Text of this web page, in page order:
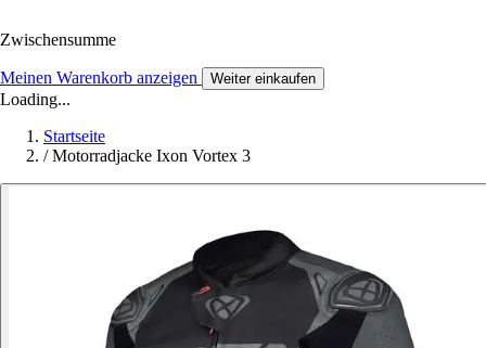
Zwischensumme
Meinen Warenkorb anzeigen Weiter einkaufen
Loading...
Startseite
/ Motorradjacke Ixon Vortex 3